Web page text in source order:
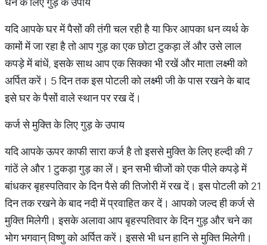
यदि आपके घर में पैसों की तंगी चल रही है या फिर आपका धन व्यर्थ के
कामों में जा रहा है तो आप गुड़ का एक छोटा टुकड़ा लें और उसे लाल
कपड़े में बांधें, इसके साथ आप एक सिक्का भी रखें और माता लक्ष्मी को
अर्पित करें। 5 दिन तक इस पोटली को लक्ष्मी जी के पास रखने के बाद
इसे घर के पैसों वाले स्थान पर रख दें।
कर्ज से मुक्ति के लिए गुड़ के उपाय
यदि आपके ऊपर काफी सारा कर्ज है तो इससे मुक्ति के लिए हल्दी की 7
गांठें ले और 1 टुकड़ा गुड़ का लें। इन सभी चीजों को एक पीले कपड़े में
बांधकर बृहस्पतिवार के दिन पैसे की तिजोरी में रख दें। इस पोटली को 21
दिन तक रखने के बाद नदी में प्रवाहित कर दें। आपको जल्द ही कर्ज से
मुक्ति मिलेगी। इसके अलावा आप बृहस्पतिवार के दिन गुड़ और चने का
भोग भगवान् विष्णु को अर्पित करें। इससे भी धन हानि से मुक्ति मिलेगी।